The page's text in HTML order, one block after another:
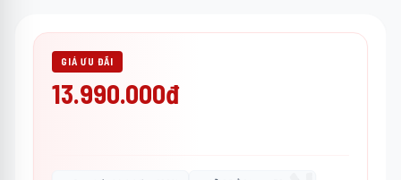
GIÁ ƯU ĐÃI
13.990.000đ